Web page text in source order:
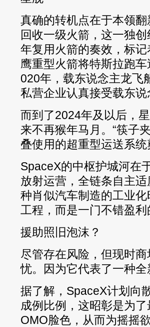
真确的转机点在于本领
回收一级火箭，这一独
年复用火箭的奏效，标
鹰重型火箭将特斯拉跑
020年，载东说念主龙飞
私营企业认真接受载东说
而到了2024年及以后，
来不再猴年马月。“筷子
叠使用的超重型运送系统
SpaceX的中枢护城河在
放射运营，全链条自主
种肖似汽车制造的工业
工程，而是一门不错盈利
援助照旧泡沫？
尽管存在风险，但现时
忧。因为它代表了一种
据了解，SpaceX计划向
成例比例，这昭彰是为
OMO脸色，从而为摇摇